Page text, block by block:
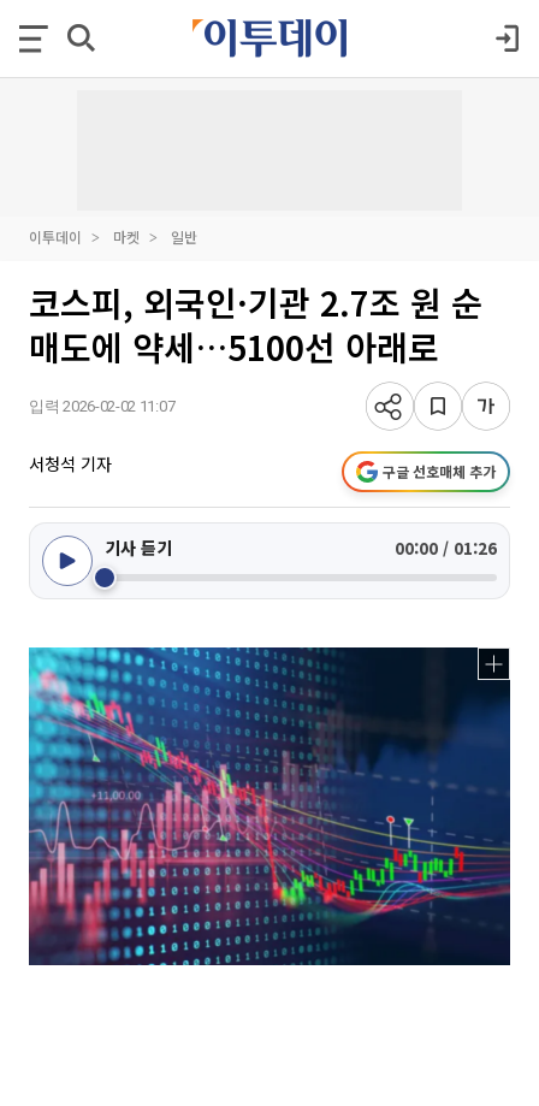
이투데이 마켓 일반
코스피, 외국인·기관 2.7조 원 순
매도에 약세…5100선 아래로
입력 2026-02-02 11:07
서청석 기자 구글 선호매체 추가
기사 듣기 00:00 / 01:26